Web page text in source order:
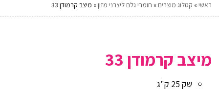
ראשי» קטלוג מוצרים » חומרי גלם ליצרני מזון» מיצב קרמודן 33
מיצב קרמודן 33
שק 25 ק"ג